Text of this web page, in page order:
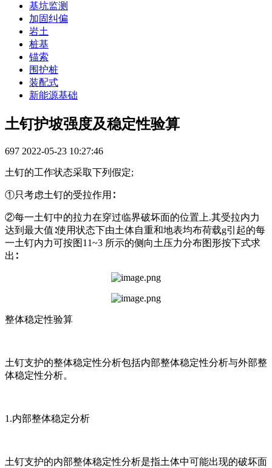
基坑监测
加固纠偏
岩土
桩基
锚索
围护桩
装配式
新能源基础
土钉护坡强度及稳定性验算
697 2022-05-23 10:27:46
土钉的工作状态采取下列假定;
①只考虑土钉的受拉作用∶
②每一土钉中的拉力在穿过临界破坏面的位置上.其受拉内力
达到最大值∶使用状态下由土体自重和地表均布荷载g引起的每
一土钉内力可按图11~3 所示的侧向土压力分布图形按下式求
出∶
整体稳定性验算
土钉支护的整体稳定性分析包括内部整体稳定性分析与外部整
体稳定性分析。
1.内部整体稳定分析
土钉支护的内部整体稳定性分析是指土体中可能出现的破坏面